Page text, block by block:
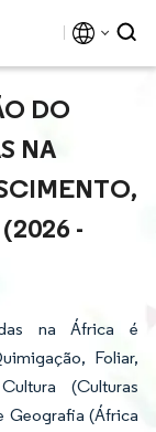
DO
NA
-
na África é
Foliar,
(Culturas
Geografia (África